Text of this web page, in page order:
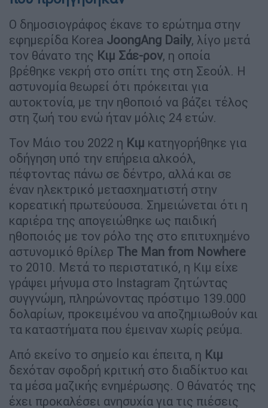
Ο δημοσιογράφος έκανε το ερώτημα στην
εφημερίδα Korea JoongAng Daily, λίγο μετά
τον θάνατο της Κιμ Σάε-ρον, η οποία
βρέθηκε νεκρή στο σπίτι της στη Σεούλ. Η
αστυνομία θεωρεί ότι πρόκειται για
αυτοκτονία, με την ηθοποιό να βάζει τέλος
στη ζωή του ενώ ήταν μόλις 24 ετών.
Τον Μάιο του 2022 η Κιμ κατηγορήθηκε για
οδήγηση υπό την επήρεια αλκοόλ,
πέφτοντας πάνω σε δέντρο, αλλά και σε
έναν ηλεκτρικό μετασχηματιστή στην
κορεατική πρωτεύουσα. Σημειώνεται ότι η
καριέρα της απογειώθηκε ως παιδική
ηθοποιός με τον ρόλο της στο επιτυχημένο
αστυνομικό θρίλερ The Man from Nowhere
το 2010. Μετά το περιστατικό, η Κιμ είχε
γράψει μήνυμα στο Instagram ζητώντας
συγγνώμη, πληρώνοντας πρόστιμο 139.000
δολαρίων, προκειμένου να αποζημιωθούν και
τα καταστήματα που έμειναν χωρίς ρεύμα.
Από εκείνο το σημείο και έπειτα, η Κιμ
δεχόταν σφοδρή κριτική στο διαδίκτυο και
τα μέσα μαζικής ενημέρωσης. Ο θάνατός της
έχει προκαλέσει ανησυχία για τις πιέσεις